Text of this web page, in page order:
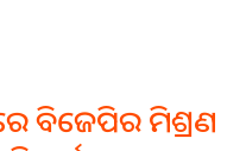
ବିଜେପିର ମିଶ୍ରଣ